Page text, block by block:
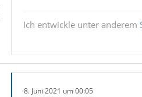
Ich entwickle unter anderem
8. Juni 2021 um 00:05